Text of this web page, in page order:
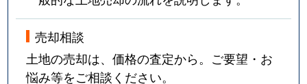
売却相談
土地の売却は、価格の査定から。ご要望・お
悩み等をご相談ください。